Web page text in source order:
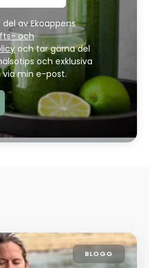
av Ekoappens
och
och tar gärna del
och exklusiva
via min e-post.
BLOGG